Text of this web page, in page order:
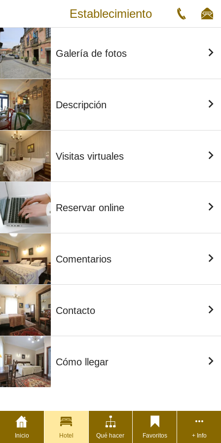
Establecimiento
Galería de fotos
Descripción
Visitas virtuales
Reservar online
Comentarios
Contacto
Cómo llegar
Inicio Hotel Qué hacer Favoritos + Info